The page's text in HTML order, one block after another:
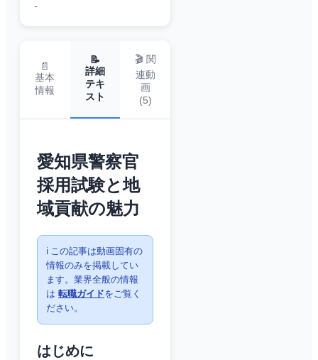
-
📄
基本
情報
📝
詳細
テキ
スト
🎬 関
連動
画
(5)
愛知県警察官
採用試験と地
域貢献の魅力
ℹ️ この記事は動画固有の
情報のみを掲載してい
ます。業界全般の情報
は 転職ガイドをご覧く
ださい。
はじめに